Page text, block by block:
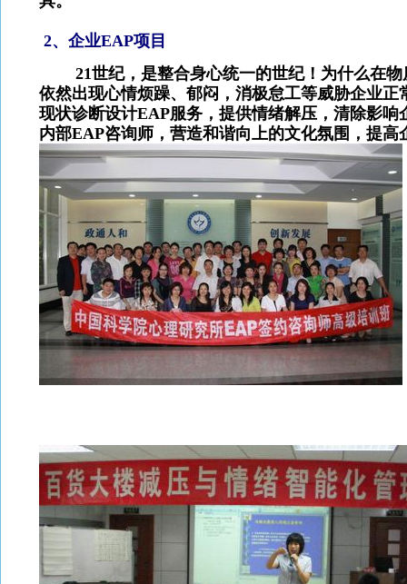
2、企业EAP项目
21世纪，是整合身心统一的世纪！为什么在
依然出现心情烦躁、郁闷，消极怠工等威胁企业
现状诊断设计EAP服务，提供情绪解压，清除影
内部EAP咨询师，营造和谐向上的文化氛围，提高